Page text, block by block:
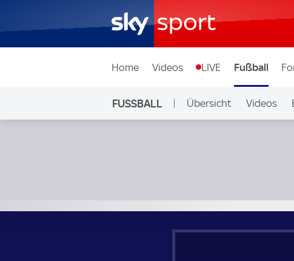
Home Videos LIVE Fußball
FUSSBALL Übersicht Videos